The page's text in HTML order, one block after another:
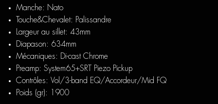
Manche: Nato
Touche&Chevalet: Palissandre
Largeur au sillet: 43mm
Diapason: 634mm
Mécaniques: Di-cast Chrome
Preamp: System65+SRT Piezo Pickup
Contrôles: Vol/3-band EQ/Accordeur/Mid FQ
Poids (gr): 1900